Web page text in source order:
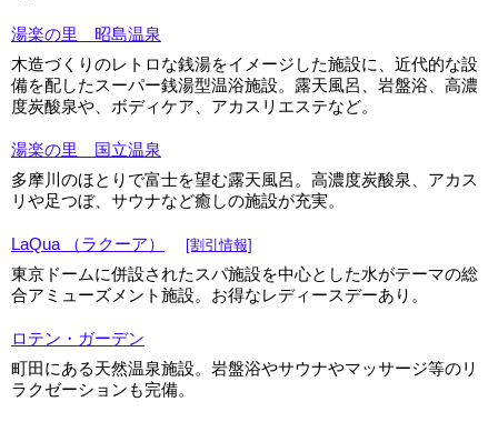
湯楽の里 昭島温泉
木造づくりのレトロな銭湯をイメージした施設に、近代的な設
備を配したスーパー銭湯型温浴施設。露天風呂、岩盤浴、高濃
度炭酸泉や、ボディケア、アカスリエステなど。
湯楽の里 国立温泉
多摩川のほとりで富士を望む露天風呂。高濃度炭酸泉、アカス
リや足つぼ、サウナなど癒しの施設が充実。
LaQua （ラクーア） [割引情報]
東京ドームに併設されたスパ施設を中心とした水がテーマの総
合アミューズメント施設。お得なレディースデーあり。
ロテン・ガーデン
町田にある天然温泉施設。岩盤浴やサウナやマッサージ等のリ
ラクゼーションも完備。